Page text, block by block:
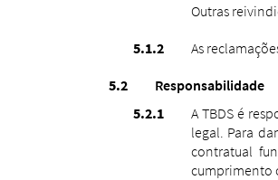
Outras
As
Responsabilidade
A TBDS é
legal. Para
contratual
cumprimento